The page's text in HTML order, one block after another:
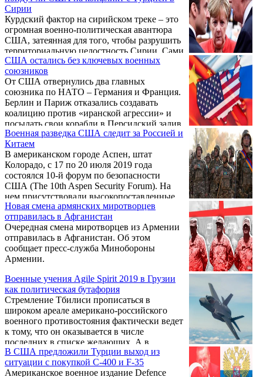
национальными интересами страны, на что,
кстати, играет и его противостояние с
США..
Сирии
Курдский фактор на сирийском треке – это
огромная военно-политическая авантюра
США, затеянная для того, чтобы разрушить
территориальную целостность Сирии. Сами
американцы, правда, представляют дело
так, будто вооруженные отряды курдов –
это важнейший фактор в борьбе с
террористами..
США остались без ключевых военных
союзников
От США отвернулись два главных
союзника по НАТО – Германия и Франция.
Берлин и Париж отказались создавать
коалицию против «иранской агрессии» и
посылать свои корабли в Персидский залив.
По мнению экспертов, отказ европейцев
вряд ли повлияет на военные планы США,
но станет отправной точкой для
возрождения Европы как самостоятельного
центра силы.
Военная разведка США следит за Россией и
Китаем
В американском городе Аспен, штат
Колорадо, c 17 по 20 июля 2019 года
состоялся 10‑й форум по безопасности
США (The 10th Aspen Security Forum). На
нем присутствовали высокопоставленные
представители НАТО, Пентагона,
промышленности, финансового сектора и
средств массовой информации.
Организатором мероприятия традиционно
стал Институт Аспена, считающийся одним
из мозговых центров страны.
Новая смена армянских миротворцев
отправилась в Афганистан
Очередная смена миротворцев из Армении
отправилась в Афганистан. Об этом
сообщает пресс-служба Минобороны
Армении.
Военные учения Agile Spirit 2019 в Грузии
как политическая бутафория
Стремление Тбилиси прописаться в
широком ареале американо-российского
военного противостояния фактически ведет
к тому, что он оказывается в числе
последних в списке желающих. А в
Закавказье как «стратегический партнер
США, протяженностью с запада на восток
около 400 километров, с севера на юг – не
В США предложили Турции выход из
ситуации с покупкой С-400 и F-35
Американское военное издание Defence